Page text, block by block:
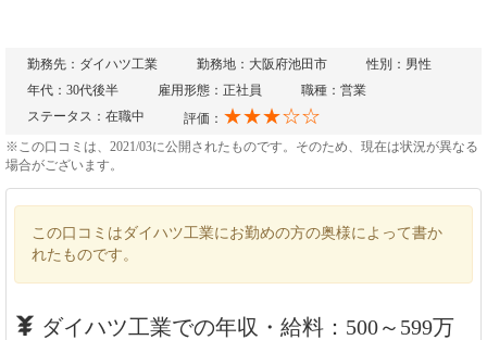
勤務先：ダイハツ工業 勤務地：大阪府池田市
性別：男性
年代：30代後半
雇用形態：正社員
職種：営業
ステータス：在職中
評価： ★★★☆☆
※この口コミは、2021/03に公開されたものです。そのため、現在は状況が異なる
場合がございます。
この口コミはダイハツ工業にお勤めの方の奥様によって書か
れたものです。
ダイハツ工業での年収・給料：500～599万